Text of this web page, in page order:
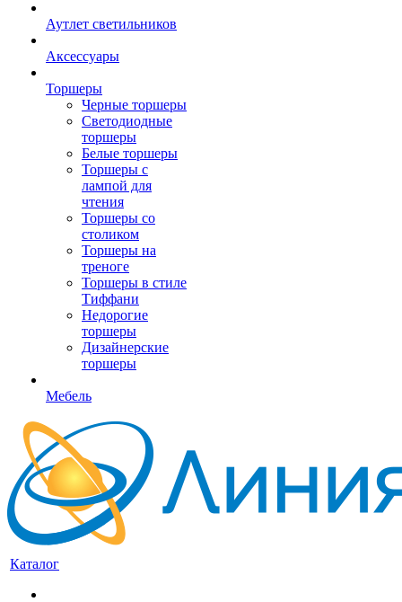
Аутлет светильников
Аксессуары
Торшеры
Черные торшеры
Светодиодные
торшеры
Белые торшеры
Торшеры с
лампой для
чтения
Торшеры со
столиком
Торшеры на
треноге
Торшеры в стиле
Тиффани
Недорогие
торшеры
Дизайнерские
торшеры
Мебель
Каталог